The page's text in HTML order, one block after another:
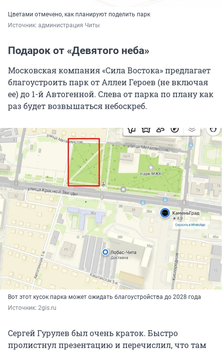
Цветами отмечено, как планируют поделить парк
Источник: администрация Читы
Подарок от «Девятого неба»
Московская компания «Сила Востока» предлагает
благоустроить парк от Аллеи Героев (не включая
ее) до 1-й Автогенной. Слева от парка по плану как
раз будет возвышаться небоскреб.
Вот этот кусок парка может ожидать благоустройства до 2028 года
Источник: 2gis.ru
Сергей Гурулев был очень краток. Быстро
пролистнул презентацию и перечислил, что там